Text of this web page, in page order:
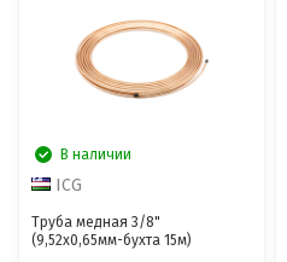
В наличии
ICG
Труба медная 3/8"
(9,52х0,65мм-бухта 15м)